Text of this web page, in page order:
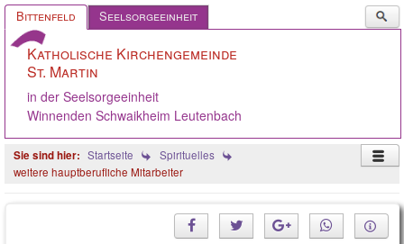
Bittenfeld Seelsorgeeinheit
...
Katholische Kirchengemeinde
St. Martin
in der Seelsorgeeinheit
Winnenden Schwaikheim Leutenbach
Startseite
Spirituelles
weitere hauptberufliche Mitarbeiter